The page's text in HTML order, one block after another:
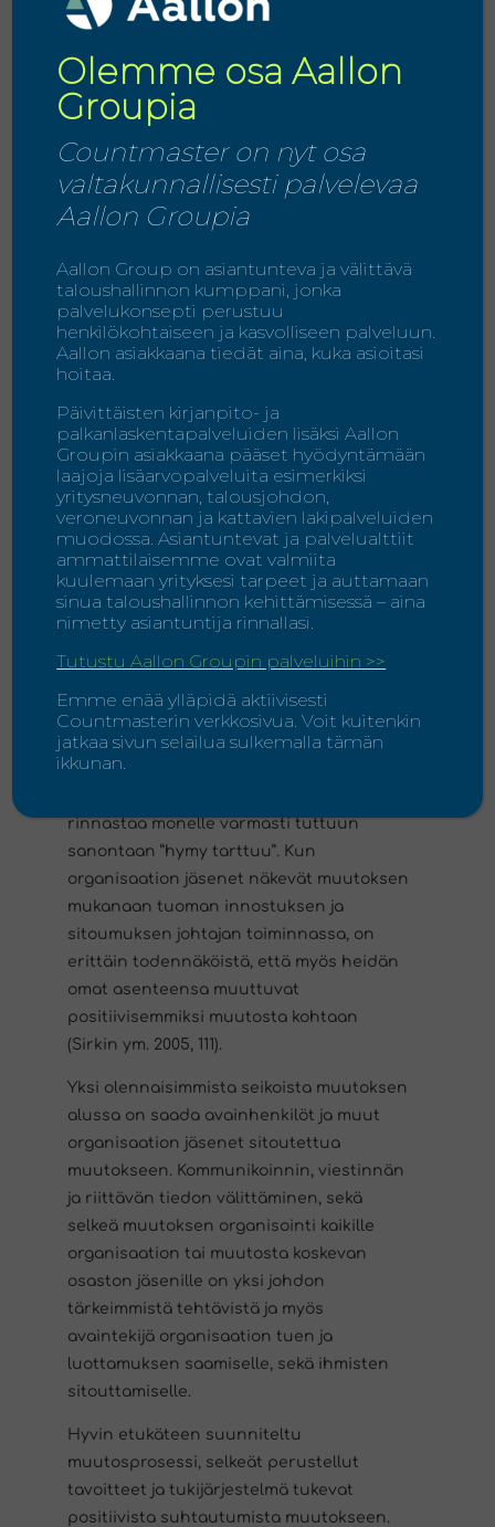
Sisäisten prosessien
näkökulma
Miten sisäisten prosessien ja
toimintamallien halutaan
kehittyvän?
Oppimisen ja kasvun
näkökulma
Miten osaamisen halutaan
kehittyvän yksilö- ja yritystasolla?
Muutoksessa johtajan rooli on toimia
organisaation valmentajana ja muutoksen
mahdollistajana (Åhman 2004, 82). Hänen
roolinsa on tärkeä koko muutosprosessin
ajan, mutta tärkeys korostuu erityisesti
muutoksen alkuvaiheessa (Ponteva 2010,
53). Kotterin (1996) mukaan ilman johtajan
muutosta kohtaan hanke mitä
todennäköisimmin kariutuu heti alussa,
sillä johtajan rooli on toimia esimerkkinä
rinnastaa monelle varmasti tuttuun
sanontaan ”hymy tarttuu”. Kun
organisaation jäsenet näkevät muutoksen
mukanaan tuoman innostuksen ja
sitoumuksen johtajan toiminnassa, on
erittäin todennäköistä, että myös heidän
omat asenteensa muuttuvat
positiivisemmiksi muutosta kohtaan
(Sirkin ym. 2005, 111).
Yksi olennaisimmista seikoista muutoksen
alussa on saada avainhenkilöt ja muut
organisaation jäsenet sitoutettua
muutokseen. Kommunikoinnin, viestinnän
ja riittävän tiedon välittäminen, sekä
selkeä muutoksen organisointi kaikille
organisaation tai muutosta koskevan
osaston jäsenille on yksi johdon
tärkeimmistä tehtävistä ja myös
avaintekijä organisaation tuen ja
luottamuksen saamiselle, sekä ihmisten
sitouttamiselle.
Hyvin etukäteen suunniteltu
muutosprosessi, selkeät perustellut
tavoitteet ja tukijärjestelmä tukevat
positiivista suhtautumista muutokseen.
Olemme osa Aallon
Groupia
Countmaster on nyt osa
valtakunnallisesti palvelevaa
Aallon Groupia
Aallon Group on asiantunteva ja välittävä
taloushallinnon kumppani, jonka
palvelukonsepti perustuu
henkilökohtaiseen ja kasvolliseen palveluun.
Aallon asiakkaana tiedät aina, kuka asioitasi
hoitaa.
Päivittäisten kirjanpito- ja
palkanlaskentapalveluiden lisäksi Aallon
Groupin asiakkaana pääset hyödyntämään
laajoja lisäarvopalveluita esimerkiksi
yritysneuvonnan, talousjohdon,
veroneuvonnan ja kattavien lakipalveluiden
muodossa. Asiantuntevat ja palvelualttiit
ammattilaisemme ovat valmiita
kuulemaan yrityksesi tarpeet ja auttamaan
sinua taloushallinnon kehittämisessä – aina
nimetty asiantuntija rinnallasi.
Tutustu Aallon Groupin palveluihin >>
Emme enää ylläpidä aktiivisesti
Countmasterin verkkosivua. Voit kuitenkin
jatkaa sivun selailua sulkemalla tämän
ikkunan.